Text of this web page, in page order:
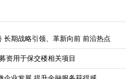
长期战略引领、革新向前 前沿热点
资用于保交楼相关项目